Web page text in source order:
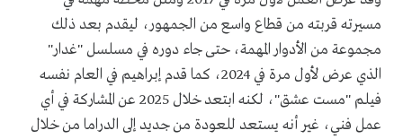
مسيرته قربته من قطاع واسع من الجمهور، ليقدم بعد ذلك
مجموعة من الأدوار المهمة، حتى جاء دوره في مسلسل "غدار"
الذي عرض لأول مرة في 2024، كما قدم إبراهيم في العام نفسه
فيلم "مست عشق"، لكنه ابتعد خلال 2025 عن المشاركة في أي
عمل فني، غير أنه يستعد للعودة من جديد إلى الدراما من خلال